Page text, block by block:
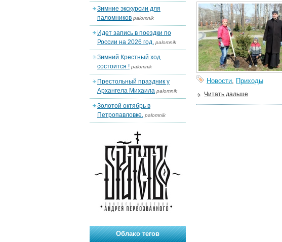
Новости, Приходы
Читать дальше
Зимние экскурсии для
паломников palomnik
Идет запись в поездки по
России на 2026 год. palomnik
Зимний Крестный ход
состоится ! palomnik
Престольный праздник у
Архангела Михаила palomnik
Золотой октябрь в
Петропавловке. palomnik
Облако тегов